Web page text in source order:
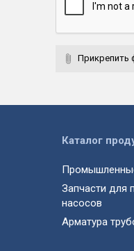
Прикрепить
Каталог
Запчасти для
насосов
Арматура